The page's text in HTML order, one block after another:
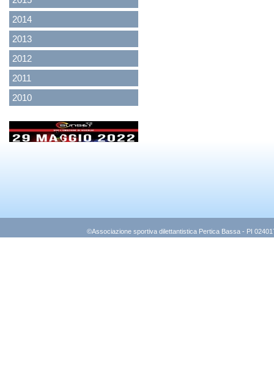
2014
2013
2012
2011
2010
©Associazione sportiva dilettantistica Pertica Bassa - PI